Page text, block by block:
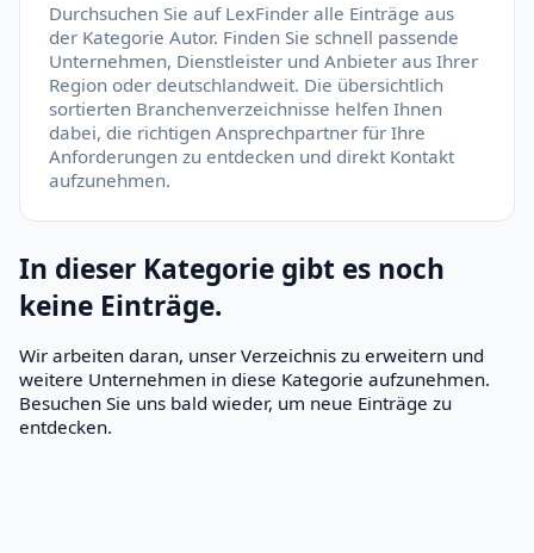
Durchsuchen Sie auf LexFinder alle Einträge aus
der Kategorie Autor. Finden Sie schnell passende
Unternehmen, Dienstleister und Anbieter aus Ihrer
Region oder deutschlandweit. Die übersichtlich
sortierten Branchenverzeichnisse helfen Ihnen
dabei, die richtigen Ansprechpartner für Ihre
Anforderungen zu entdecken und direkt Kontakt
aufzunehmen.
In dieser Kategorie gibt es noch
keine Einträge.
Wir arbeiten daran, unser Verzeichnis zu erweitern und
weitere Unternehmen in diese Kategorie aufzunehmen.
Besuchen Sie uns bald wieder, um neue Einträge zu
entdecken.